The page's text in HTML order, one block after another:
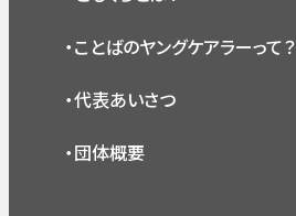
・ことばのヤングケアラーって？
・代表あいさつ
・団体概要